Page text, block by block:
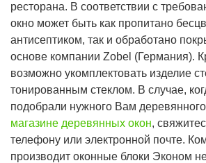
ресторана. В соответствии с
окно может быть как пропитано
антисептиком, так и обработано
основе компании Zobel (Германия).
возможно укомплектовать изделие
тонированным стеклом. В случае,
подобрали нужного Вам
магазине деревянных окон,
телефону или электронной почте.
производит оконные блоки Эконом